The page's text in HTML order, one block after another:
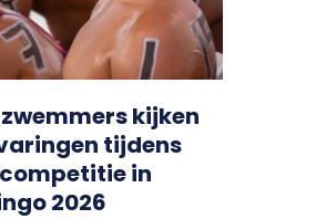
kijken
tijdens
in
2026